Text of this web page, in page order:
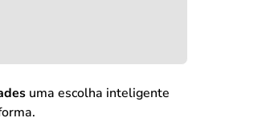
uma escolha inteligente